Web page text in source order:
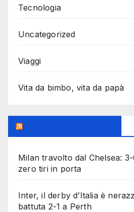
Tecnologia
Uncategorized
Viaggi
Vita da bimbo, vita da papà
Milan travolto dal Chelsea:
zero tiri in porta
Inter, il derby d’Italia è
battuta 2-1 a Perth